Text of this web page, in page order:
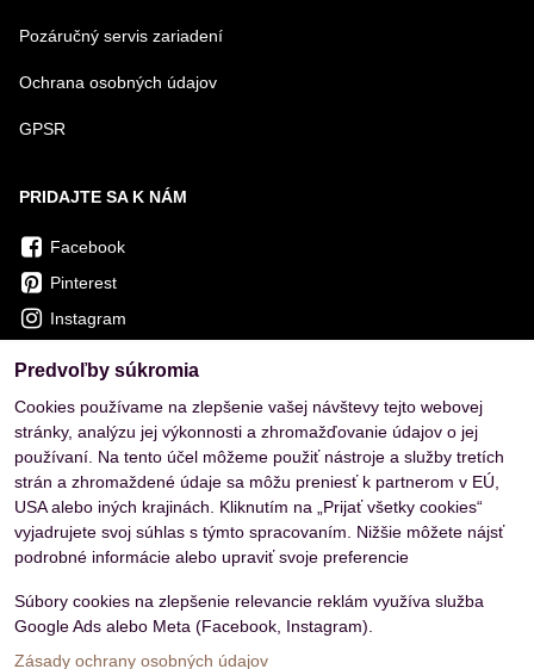
Pozáručný servis zariadení
Ochrana osobných údajov
GPSR
PRIDAJTE SA K NÁM
Facebook
Pinterest
Instagram
Predvoľby súkromia
Cookies používame na zlepšenie vašej návštevy tejto webovej
stránky, analýzu jej výkonnosti a zhromažďovanie údajov o jej
používaní. Na tento účel môžeme použiť nástroje a služby tretích
strán a zhromaždené údaje sa môžu preniesť k partnerom v EÚ,
USA alebo iných krajinách. Kliknutím na „Prijať všetky cookies“
vyjadrujete svoj súhlas s týmto spracovaním. Nižšie môžete nájsť
podrobné informácie alebo upraviť svoje preferencie
Súbory cookies na zlepšenie relevancie reklám využíva služba
Google Ads alebo Meta (Facebook, Instagram).
Zásady ochrany osobných údajov